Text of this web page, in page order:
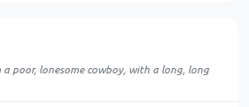
poor, lonesome cowboy, with a long, long